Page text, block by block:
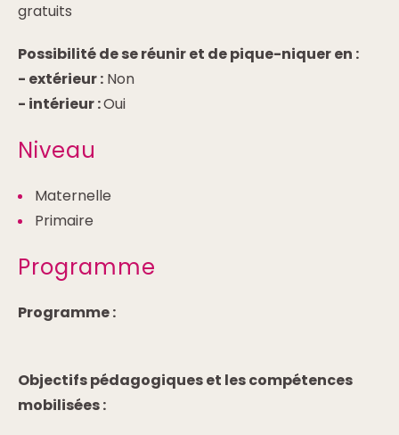
gratuits
Possibilité de se réunir et de pique-niquer en :
- extérieur : Non
- intérieur :Oui
Niveau
Maternelle
Primaire
Programme
Programme :
Objectifs pédagogiques et les compétences
mobilisées :